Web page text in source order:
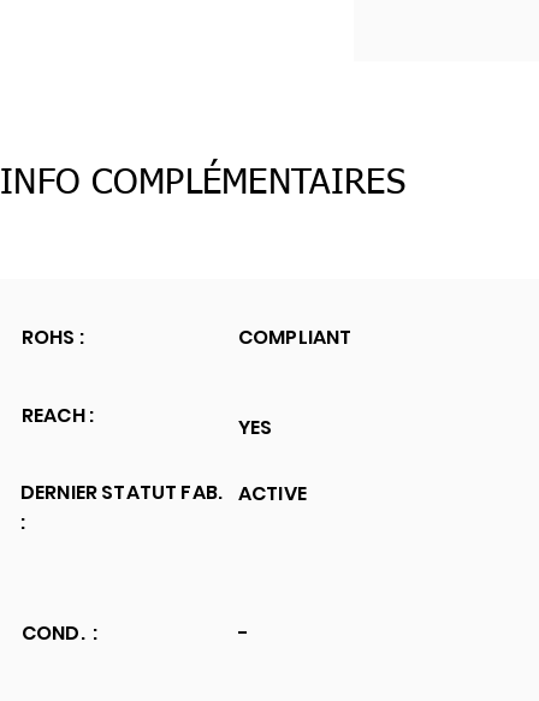
INFO COMPLÉMENTAIRES
ROHS : COMPLIANT
REACH :
DERNIER STATUT FAB.
:
YES
ACTIVE
COND. : -